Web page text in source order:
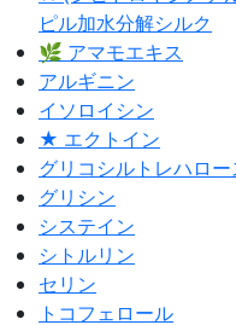
ピル加水分解シルク
🌿 アマモエキス
アルギニン
イソロイシン
★ エクトイン
グリコシルトレハロー
グリシン
システイン
シトルリン
セリン
トコフェロール